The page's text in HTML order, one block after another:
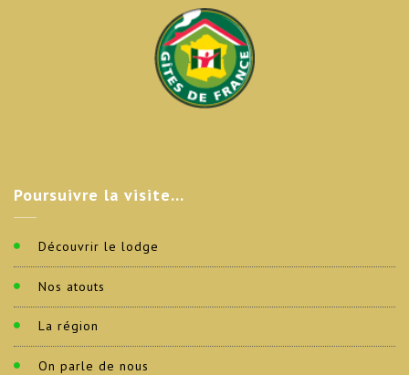
Poursuivre la visite…
Découvrir le lodge
Nos atouts
La région
On parle de nous